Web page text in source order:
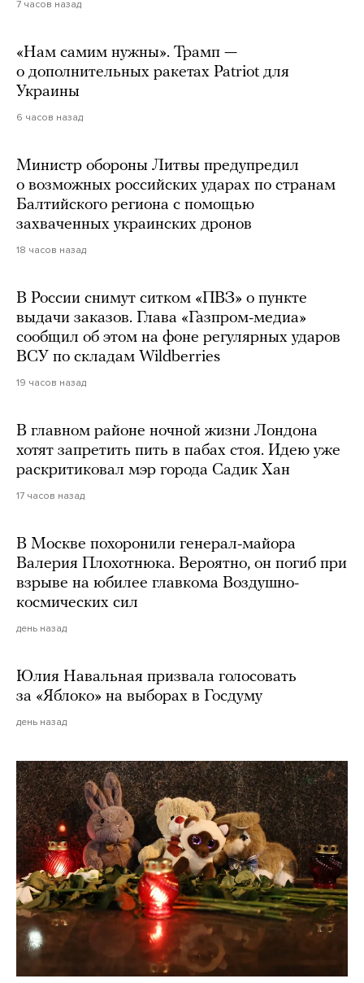
7 часов назад
«Нам самим нужны». Трамп —
о дополнительных ракетах Patriot для
Украины
6 часов назад
Министр обороны Литвы предупредил
о возможных российских ударах по странам
Балтийского региона с помощью
захваченных украинских дронов
18 часов назад
В России снимут ситком «ПВЗ» о пункте
выдачи заказов. Глава «Газпром-медиа»
сообщил об этом на фоне регулярных ударов
ВСУ по складам Wildberries
19 часов назад
В главном районе ночной жизни Лондона
хотят запретить пить в пабах стоя. Идею уже
раскритиковал мэр города Садик Хан
17 часов назад
В Москве похоронили генерал-майора
Валерия Плохотнюка. Вероятно, он погиб при
взрыве на юбилее главкома Воздушно-
космических сил
день назад
Юлия Навальная призвала голосовать
за «Яблоко» на выборах в Госдуму
день назад